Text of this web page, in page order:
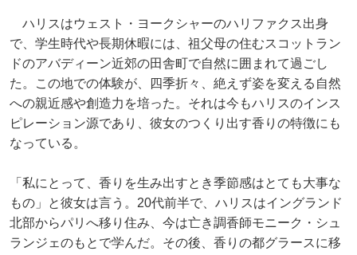
ハリスはウェスト・ヨークシャーのハリファクス出身
で、学生時代や長期休暇には、祖父母の住むスコットラン
ドのアバディーン近郊の田舎町で自然に囲まれて過ごし
た。この地での体験が、四季折々、絶えず姿を変える自然
への親近感や創造力を培った。それは今もハリスのインス
ピレーション源であり、彼女のつくり出す香りの特徴にも
なっている。
「私にとって、香りを生み出すとき季節感はとても大事な
もの」と彼女は言う。20代前半で、ハリスはイングランド
北部からパリへ移り住み、今は亡き調香師モニーク・シュ
ランジェのもとで学んだ。その後、香りの都グラースに移